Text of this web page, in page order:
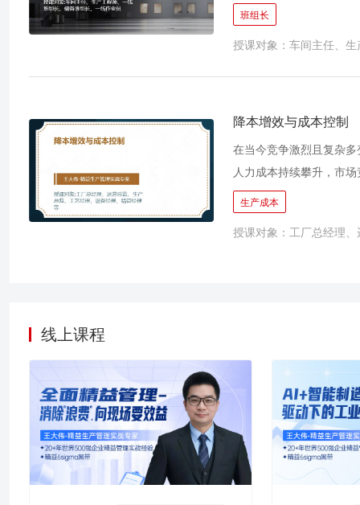
往往存在流程不规范、
这个团队，如何使其具有
题。精益班组建设（精
消除浪费、提高质量、
班组长
授课对象：车间主任、
降本增效与成本控制
在当今竞争激烈且复杂
人力成本持续攀升，市
持续发展，企业必须将
管控不善，陷入利润下
成、有效实施降本策略
生产成本
授课对象：工厂总经理
线上课程